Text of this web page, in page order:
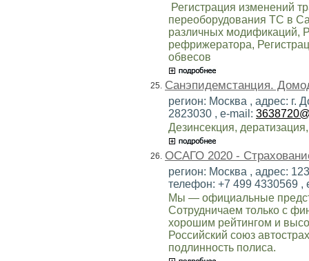
Регистрация изменений
переоборудования ТС в
различных модификаций,
рефрижератора,
обвесов
25. Санэпидемстанция.
регион: Москва , адрес: г.
2823030 , e-mail:
Дезинсекция,
26. ОСАГО 2020 -
регион: Москва , адрес:
телефон: +7 499 4330569 ,
Мы — официальные
Сотрудничаем только с
хорошим рейтингом и
Российский союз
подлинность полиса.